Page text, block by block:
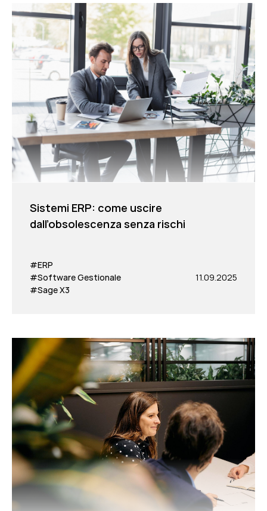
Sistemi ERP: come uscire
dall’obsolescenza senza rischi
#ERP
#Software Gestionale
#Sage X3
11.09.2025